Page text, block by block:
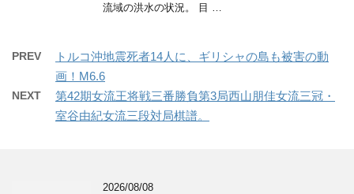
流域の洪水の状況。 目 …
PREV
トルコ沖地震死者14人に、ギリシャの島も被害の動
画！M6.6
NEXT
第42期女流王将戦三番勝負第3局西山朋佳女流三冠・
室谷由紀女流三段対局棋譜。
2026/08/08